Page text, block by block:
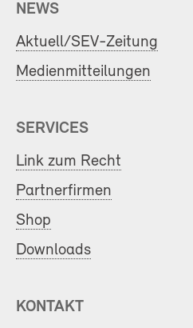
NEWS
Aktuell/SEV-Zeitung
Medienmitteilungen
SERVICES
Link zum Recht
Partnerfirmen
Shop
Downloads
KONTAKT